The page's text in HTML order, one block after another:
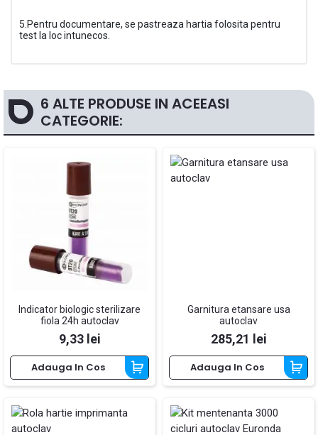
5.Pentru documentare, se pastreaza hartia folosita pentru
test la loc intunecos.
6 ALTE PRODUSE IN ACEEASI
CATEGORIE:
Indicator biologic sterilizare
fiola 24h autoclav
Pret
9,33 lei
Adauga In Cos
Garnitura etansare usa
autoclav
Pret
285,21 lei
Adauga In Cos